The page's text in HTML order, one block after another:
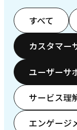
すべて
カスタマー
ユーザーサ
サービス理
エンゲージ